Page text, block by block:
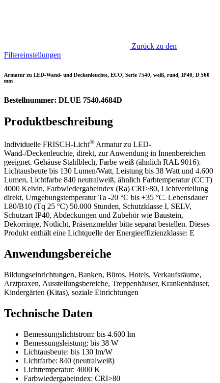
Zurück zu den
Filtereinstellungen
Armatur zu LED-Wand- und Deckenleuchte, ECO, Serie 7540, weiß, rund, IP40, D 560
mm
Bestellnummer: DLUE 7540.4684D
Produktbeschreibung
Individuelle FRISCH-Licht® Armatur zu LED-
Wand-/Deckenleuchte, direkt, zur Anwendung in Innenbereichen
geeignet. Gehäuse Stahlblech, Farbe weiß (ähnlich RAL 9016).
Lichtausbeute bis 130 Lumen/Watt, Leistung bis 38 Watt und 4.600
Lumen, Lichtfarbe 840 neutralweiß, ähnlich Farbtemperatur (CCT)
4000 Kelvin, Farbwiedergabeindex (Ra) CRI>80, Lichtverteilung
direkt, Umgebungstemperatur Ta -20 °C bis +35 °C. Lebensdauer
L80/B10 (Tq 25 °C) 50.000 Stunden, Schutzklasse I, SELV,
Schutzart IP40, Abdeckungen und Zubehör wie Baustein,
Dekorringe, Notlicht, Präsenzmelder bitte separat bestellen. Dieses
Produkt enthält eine Lichtquelle der Energieeffizienzklasse: E
Anwendungsbereiche
Bildungseinrichtungen, Banken, Büros, Hotels, Verkaufsräume,
Arztpraxen, Ausstellungsbereiche, Treppenhäuser, Krankenhäuser,
Kindergärten (Kitas), soziale Einrichtungen
Technische Daten
Bemessungslichtstrom: bis 4.600 lm
Bemessungsleistung: bis 38 W
Lichtausbeute: bis 130 lm/W
Lichtfarbe: 840 (neutralweiß)
Lichttemperatur: 4000 K
Farbwiedergabeindex: CRI>80